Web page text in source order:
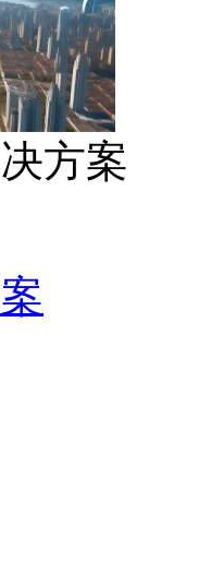
方案